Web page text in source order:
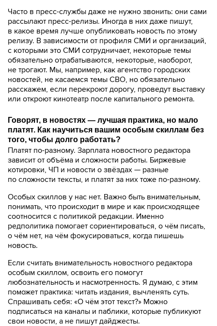
Часто в пресс-службы даже не нужно звонить: они сами
рассылают пресс-релизы. Иногда в них даже пишут,
в какое время лучше опубликовать новость по этому
релизу. В зависимости от профиля СМИ и организаций,
с которыми это СМИ сотрудничает, некоторые темы
обязательно отрабатываются, некоторые, наоборот,
не трогают. Мы, например, как агентство городских
новостей, не касаемся темы СВО, но обязательно
расскажем, если перекроют дорогу, проведут выставку
или откроют кинотеатр после капитального ремонта.
Говорят, в новостях — лучшая практика, но мало
платят. Как научиться вашим особым скиллам без
того, чтобы долго работать?
Платят по-разному. Зарплата новостного редактора
зависит от объёма и сложности работы. Биржевые
котировки, ЧП и новости о звёздах — разные
по сложности тексты, и платят за них тоже по-разному.
Особых скиллов у нас нет. Важно быть внимательным,
понимать, что происходит в мире и как происходящее
соотносится с политикой редакции. Именно
редполитика помогает сориентироваться, о чём писать,
о чём нет, на чём фокусироваться, когда пишешь
новость.
Если считать внимательность новостного редактора
особым скиллом, освоить его помогут
любознательность и насмотренность. Я думаю, с этим
поможет практика: читать издания, вычленять суть.
Спрашивать себя: «О чём этот текст?» Можно
подписаться на каналы и паблики, которые публикуют
свои новости, а не пишут дайджесты.